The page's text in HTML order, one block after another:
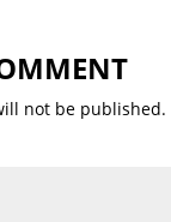
not be published.